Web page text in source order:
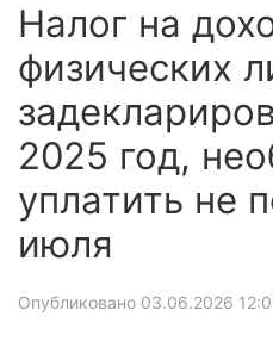
Налог на
физических
2025 год,
уплатить не
июля
Опубликовано 03.06.2026